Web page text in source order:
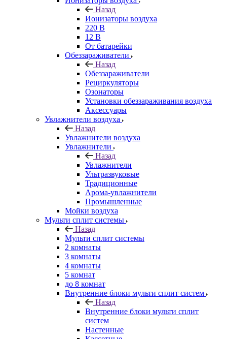
Назад
Ионизаторы воздуха
220 В
12 В
От батарейки
Обеззараживатели
Назад
Обеззараживатели
Рециркуляторы
Озонаторы
Установки обеззараживания воздуха
Аксессуары
Увлажнители воздуха
Назад
Увлажнители воздуха
Увлажнители
Назад
Увлажнители
Ультразвуковые
Традиционные
Арома-увлажнители
Промышленные
Мойки воздуха
Мульти сплит системы
Назад
Мульти сплит системы
2 комнаты
3 комнаты
4 комнаты
5 комнат
до 8 комнат
Внутренние блоки мульти сплит систем
Назад
Внутренние блоки мульти сплит
систем
Настенные